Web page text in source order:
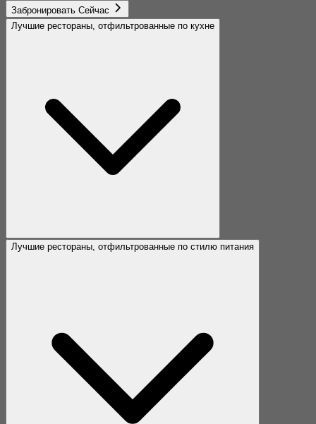
Забронировать Сейчас
Лучшие рестораны, отфильтрованные по кухне
Лучшие рестораны, отфильтрованные по стилю питания